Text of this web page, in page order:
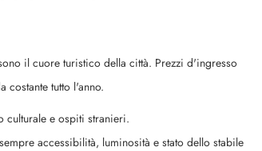
il cuore turistico della città. Prezzi d'ingresso
costante tutto l'anno.
culturale e ospiti stranieri.
accessibilità, luminosità e stato dello stabile